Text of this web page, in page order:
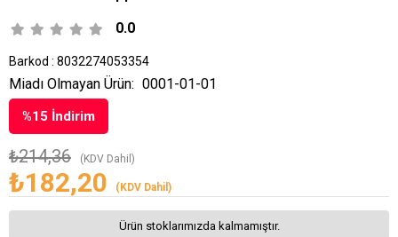
0.0
Barkod : 8032274053354
%15 İndirim
₺214,36 (KDV Dahil)
₺182,20 (KDV Dahil)
Miadı Olmayan Ürün: 0001-01-01
Ürün stoklarımızda kalmamıştır.